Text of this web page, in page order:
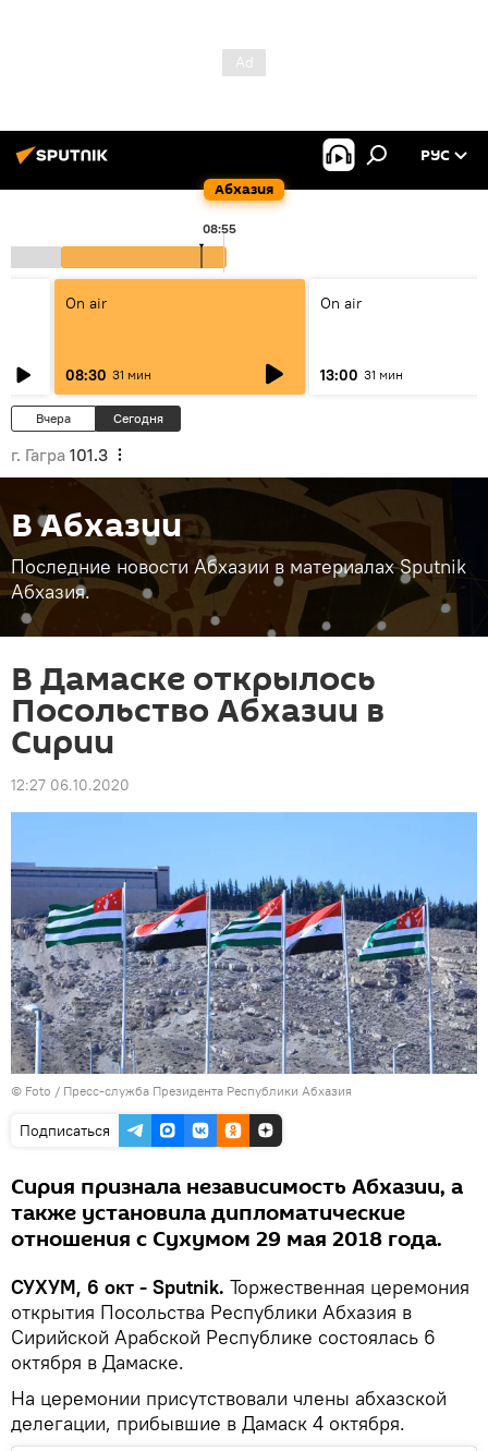
Абхазия
РУС
08:55
On air
08:30 31 мин
On air
13:00 31 мин
Вчера Сегодня
г. Гагра 101.3
В Абхазии
Последние новости Абхазии в материалах Sputnik
Абхазия.
В Дамаске открылось
Посольство Абхазии в
Сирии
12:27 06.10.2020
© Foto / Пресс-служба Президента Республики Абхазия
Подписаться
Сирия признала независимость Абхазии, а
также установила дипломатические
отношения с Сухумом 29 мая 2018 года.
СУХУМ, 6 окт - Sputnik. Торжественная церемония
открытия Посольства Республики Абхазия в
Сирийской Арабской Республике состоялась 6
октября в Дамаске.
На церемонии присутствовали члены абхазской
делегации, прибывшие в Дамаск 4 октября.